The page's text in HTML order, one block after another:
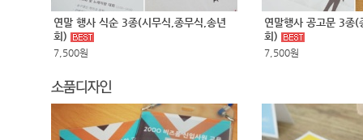
연말 행사 식순 3종(시무식,종무식,송년
회)
7,500원
연말행사 공고문 3종(
회)
7,500원